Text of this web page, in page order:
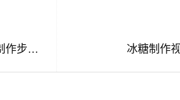
冰糖雪梨制作视频(冰糖雪梨银耳羹的制作步骤) 冰糖制作